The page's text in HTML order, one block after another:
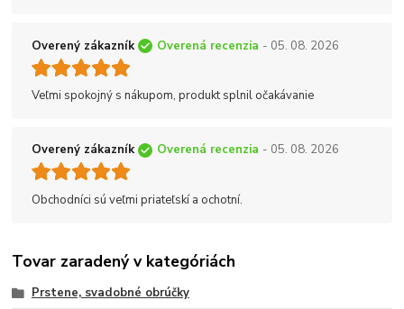
Overený zákazník Overená recenzia - 05. 08. 2026
Veľmi spokojný s nákupom, produkt splnil očakávanie
Overený zákazník Overená recenzia - 05. 08. 2026
Obchodníci sú veľmi priateľskí a ochotní.
Tovar zaradený v kategóriách
Prstene, svadobné obrúčky